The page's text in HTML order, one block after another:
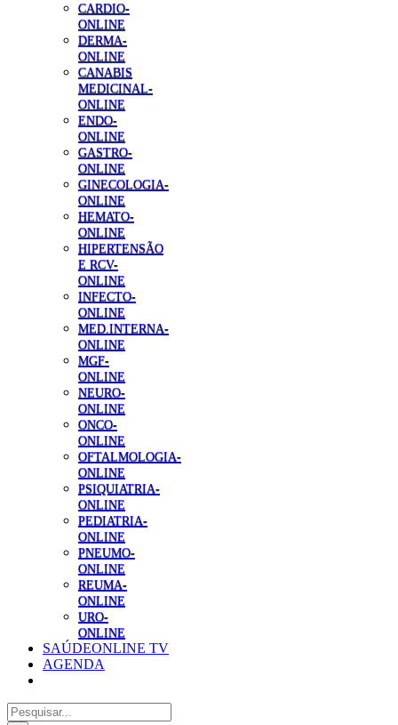
CARDIO-
ONLINE
DERMA-
ONLINE
CANABIS
MEDICINAL-
ONLINE
ENDO-
ONLINE
GASTRO-
ONLINE
GINECOLOGIA-
ONLINE
HEMATO-
ONLINE
HIPERTENSÃO
E RCV-
ONLINE
INFECTO-
ONLINE
MED.INTERNA-
ONLINE
MGF-
ONLINE
NEURO-
ONLINE
ONCO-
ONLINE
OFTALMOLOGIA-
ONLINE
PSIQUIATRIA-
ONLINE
PEDIATRIA-
ONLINE
PNEUMO-
ONLINE
REUMA-
ONLINE
URO-
ONLINE
SAÚDEONLINE TV
AGENDA
Pesquisar